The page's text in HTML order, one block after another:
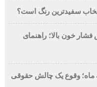
سفیدترین رنگ است؟
خون بالا؛ راهنمای
وقوع یک چالش حقوقی